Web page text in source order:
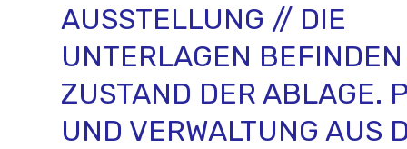
AUSSTELLUNG // DIE
UNTERLAGEN
ZUSTAND DER ABLAGE.
UND VERWALTUNG AUS